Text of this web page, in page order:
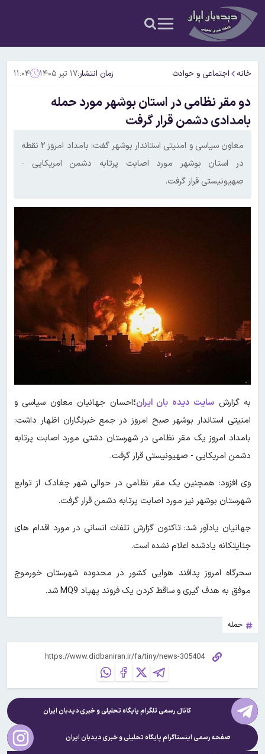
خانه اجتماعی و حوادث زمان انتشار:۱۷ تیر ۱۴۰۵ ۱۱:۰۴
دو مقر نظامی در استان بوشهر مورد حمله
بامدادی دشمن قرار گرفت
معاون سیاسی و امنیتی استاندار بوشهر گفت: بامداد امروز ۲ نقطه
در استان بوشهر مورد اصابت پرتابه دشمن امریکایی -
صهیونیستی قرار گرفت.
به گزارش سایت دیده بان ایران؛احسان جهانیان معاون سیاسی و
امنیتی استاندار بوشهر صبح امروز در جمع خبرنگاران اظهار داشت:
بامداد امروز یک مقر نظامی در شهرستان دشتی مورد اصابت پرتابه
دشمن امریکایی - صهیونیستی قرار گرفت.
وی افزود: همچنین یک مقر نظامی در حوالی شهر چغادک از توابع
شهرستان بوشهر نیز مورد اصابت پرتابه دشمن قرار گرفت.
جهانیان یادآور شد: تاکنون گزارش تلفات انسانی در مورد اقدام های
جنایتکانه یادشده اعلام نشده است.
سحرگاه امروز پدافند هوایی کشور در محدوده شهرستان خورموج
موفق به هدف گیری و ساقط کردن یک فروند پهپاد MQ9 شد.
حمله
کانال رسمی تلگرام پایگاه تحلیلی و خبریدیدبان ایران
صفحه رسمی اینستاگرام پایگاه تحلیلی و خبریدیدبان ایران